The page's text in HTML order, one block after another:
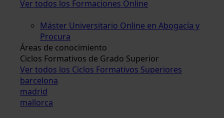
Ver todos los Formaciones Online
Máster Universitario Online en Abogacía y
Procura
Áreas de conocimiento
Ciclos Formativos de Grado Superior
Ver todos los Ciclos Formativos Superiores
barcelona
madrid
mallorca